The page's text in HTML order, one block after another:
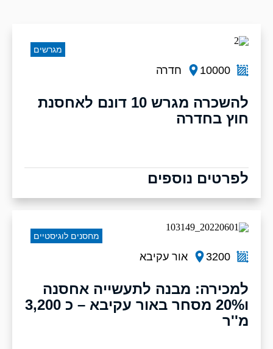
10000 חדרה
להשכרה מגרש 10 דונם לאחסנת
חוץ בחדרה
לפרטים נוספים
מגרשים
3200 אור עקיבא
למכירה: מבנה לתעשייה אחסנה
ו20% מסחר באור עקיבא – כ 3,200
מ''ר
מחסנים לוגיסטיים